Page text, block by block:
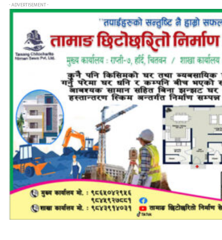
- ADVERTISEMENT -